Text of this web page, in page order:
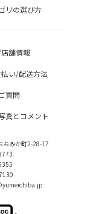
リの選び方
舗情報
い/配送方法
質問
真とコメント
おみか町2-28-17